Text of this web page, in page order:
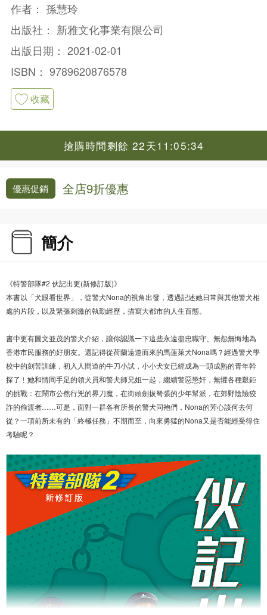
作者： 孫慧玲
出版社： 新雅文化事業有限公司
出版日期： 2021-02-01
ISBN： 9789620876578
收藏
搶購時間剩餘 22天11:05:33
優惠促銷 全店9折優惠
簡介
《特警部隊#2 伙記出更(新修訂版)》
本書以「犬眼看世界」，從警犬Nona的視角出發，透過記述她日常與其他警犬相
處的片段，以及緊張刺激的執勤經歷，描寫大都市的人生百態。
書中更有圖文並茂的警犬介紹，讓你認識一下這些永遠盡忠職守、無怨無悔地為
香港市民服務的好朋友。還記得從荷蘭遠道而來的馬蓮萊犬Nona嗎？經過警犬學
校中的刻苦訓練，初入人間道的牛刀小試，小小犬女已經成為一頭成熟的青年幹
探了﹗她和情同手足的領犬員和警犬師兄姐一起，繼續警惡懲奸，無懼各種艱鉅
的挑戰：在鬧市公然行兇的界刀魔，在街頭劍拔弩張的少年幫派，在郊野陰險狡
詐的偷渡者……可是，面對一群各有所長的警犬同袍們，Nona的芳心該何去何
從？一項前所未有的「終極任務」不期而至，向來勇猛的Nona又是否能經受得住
考驗呢？